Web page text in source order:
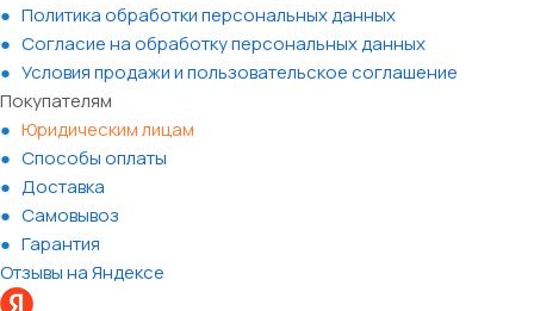
Политика обработки персональных данных
Согласие на обработку персональных данных
Условия продажи и пользовательское соглашение
Покупателям
Юридическим лицам
Способы оплаты
Доставка
Самовывоз
Гарантия
Отзывы на Яндексе